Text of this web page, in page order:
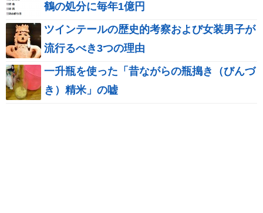
鶴の処分に毎年1億円
ツインテールの歴史的考察および女装男子が
流行るべき3つの理由
一升瓶を使った「昔ながらの瓶搗き（びんづ
き）精米」の嘘